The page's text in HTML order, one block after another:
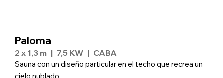
Paloma
2 x 1,3 m | 7,5 KW | CABA
Sauna con un diseño particular en el techo que recrea un
cielo nublado.